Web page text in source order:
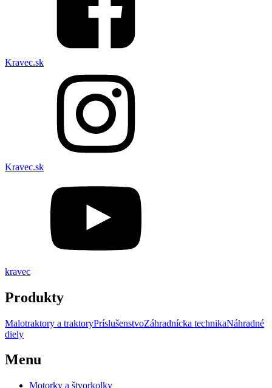
Kravec.sk
Kravec.sk
kravec
Produkty
Malotraktory a traktoryPríslušenstvoZáhradnícka technikaNáhradné
diely
Menu
Motorky a štvorkolky